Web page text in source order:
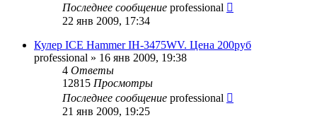
Последнее сообщение professional
22 янв 2009, 17:34
Кулер ICE Hammer IH-3475WV. Цена 200руб
professional » 16 янв 2009, 19:38
4 Ответы
12815 Просмотры
Последнее сообщение professional
21 янв 2009, 19:25